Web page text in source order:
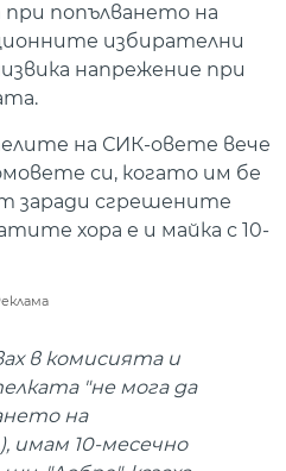
попълването на
избирателни
напрежение при
на СИК-овете вече
си, когато им бе
заради сгрешените
хора е и майка с 10-
в комисията и
"не мога да
на
имам 10-месечно